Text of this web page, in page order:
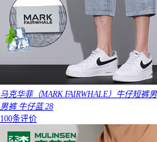
马克华菲（MARK FAIRWHALE）牛仔短
男裤 牛仔蓝 28
100条评价